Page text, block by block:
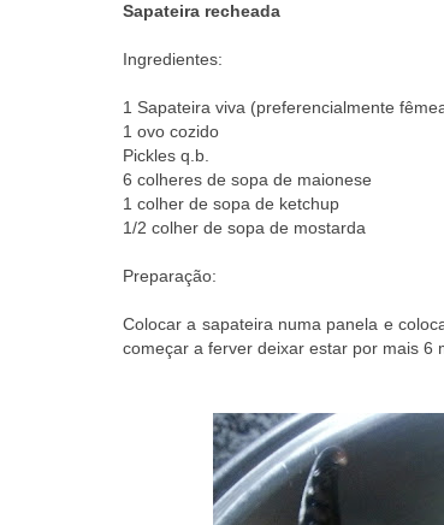
Sapateira recheada
Ingredientes:
1 Sapateira viva (preferencialmente
1 ovo cozido
Pickles q.b.
6 colheres de sopa de maionese
1 colher de sopa de ketchup
1/2 colher de sopa de mostarda
Preparação:
Colocar a sapateira numa panela e
começar a ferver deixar estar por mais 6